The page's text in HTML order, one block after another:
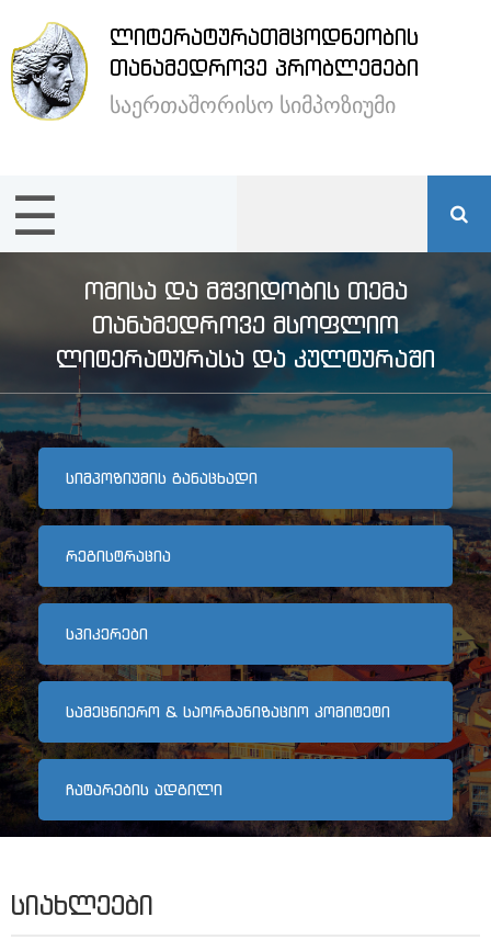
ᲚᲘᲢᲔᲠᲐᲢᲣᲠᲐᲗᲛᲪᲝᲓᲜᲔᲝᲑᲘᲡ
ᲗᲐᲜᲐᲛᲔᲓᲠᲝᲕᲔ ᲞᲠᲝᲑᲚᲔᲛᲔᲑᲘ
საერთაშორისო სიმპოზიუმი
×
ენა /
მთავარი
სიმპოზიუმის
შესახებ
სტუმრების
განთავსება
არქივი
კონტაქტი
☰
ᲝᲛᲘᲡᲐ ᲓᲐ ᲛᲨᲕᲘᲓᲝᲑᲘᲡ ᲗᲔᲛᲐ
ᲗᲐᲜᲐᲛᲔᲓᲠᲝᲕᲔ ᲛᲡᲝᲤᲚᲘᲝ
ᲚᲘᲢᲔᲠᲐᲢᲣᲠᲐᲡᲐ ᲓᲐ ᲙᲣᲚᲢᲣᲠᲐᲨᲘ
ᲡᲘᲛᲞᲝᲖᲘᲣᲛᲘᲡ ᲒᲐᲜᲐᲪᲮᲐᲓᲘ
ᲠᲔᲒᲘᲡᲢᲠᲐᲪᲘᲐ
ᲡᲞᲘᲙᲔᲠᲔᲑᲘ
ᲡᲐᲛᲔᲪᲜᲘᲔᲠᲝ & ᲡᲐᲝᲠᲒᲐᲜᲘᲖᲐᲪᲘᲝ ᲙᲝᲛᲘᲢᲔᲢᲘ
ᲩᲐᲢᲐᲠᲔᲑᲘᲡ ᲐᲓᲒᲘᲚᲘ
ᲡᲘᲐᲮᲚᲔᲔᲑᲘ